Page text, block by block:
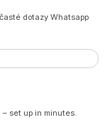
dotazy Whatsapp
set up in minutes.